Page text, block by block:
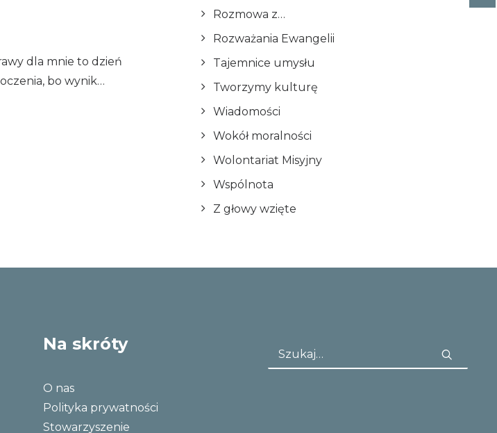
dla mnie to dzień
bo wynik…
Rozmowa z…
Rozważania Ewangelii
Tajemnice umysłu
Tworzymy kulturę
Wiadomości
Wokół moralności
Wolontariat Misyjny
Wspólnota
Z głowy wzięte
Na skróty
O nas
Polityka prywatności
Stowarzyszenie